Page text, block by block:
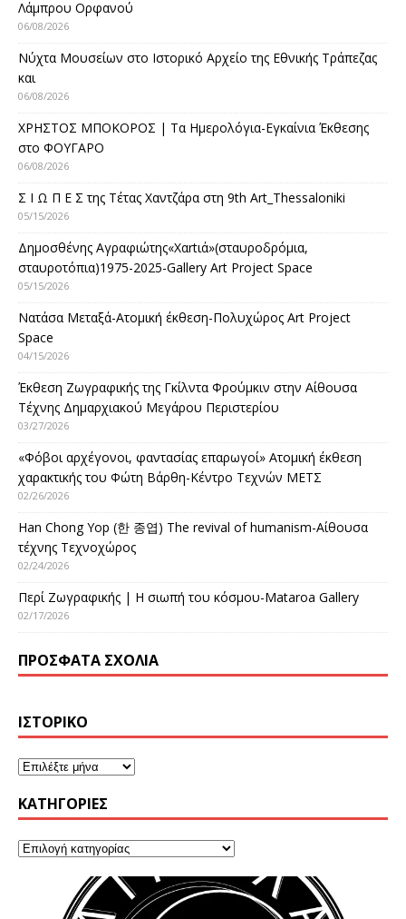
Λάμπρου Ορφανού
06/08/2026
Νύχτα Μουσείων στο Ιστορικό Αρχείο της Εθνικής Τράπεζας
και
06/08/2026
ΧΡΗΣΤΟΣ ΜΠΟΚΟΡΟΣ | Τα Ημερολόγια-Εγκαίνια Έκθεσης
στο ΦΟΥΓΑΡΟ
06/08/2026
Σ Ι Ω Π Ε Σ της Τέτας Χαντζάρα στη 9th Art_Thessaloniki
05/15/2026
Δημοσθένης Αγραφιώτης«Xαrtιά»(σταυροδρόμια,
σταυροτόπια)1975-2025-Gallery Art Project Space
05/15/2026
Νατάσα Μεταξά-Ατομική έκθεση-Πολυχώρος Art Project
Space
04/15/2026
Έκθεση Ζωγραφικής της Γκίλντα Φρούμκιν στην Αίθουσα
Τέχνης Δημαρχιακού Μεγάρου Περιστερίου
03/27/2026
«Φόβοι αρχέγονοι, φαντασίας επαρωγοί» Ατομική έκθεση
χαρακτικής του Φώτη Βάρθη-Κέντρο Τεχνών ΜΕΤΣ
02/26/2026
Han Chong Yop (한 종엽) The revival of humanism-Αίθουσα
τέχνης Τεχνοχώρος
02/24/2026
Περί Ζωγραφικής | Η σιωπή του κόσμου-Mataroa Gallery
02/17/2026
ΠΡΌΣΦΑΤΑ ΣΧΌΛΙΑ
ΙΣΤΟΡΙΚΌ
KΑΤΗΓΟΡΊΕΣ